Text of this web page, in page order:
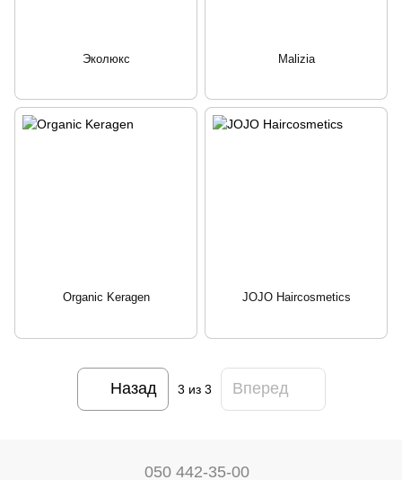
Эколюкс Malizia
Organic Keragen JOJO Haircosmetics
Назад 3 из 3 Вперед
050 442-35-00